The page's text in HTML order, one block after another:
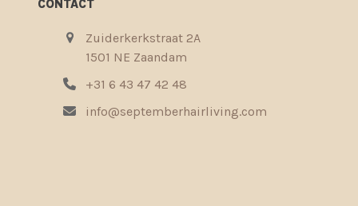
CONTACT
Zuiderkerkstraat 2A
1501 NE Zaandam
+31 6 43 47 42 48
info@septemberhairliving.com